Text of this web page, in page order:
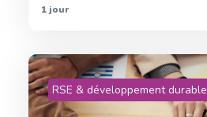
1 jour
RSE & développement durable